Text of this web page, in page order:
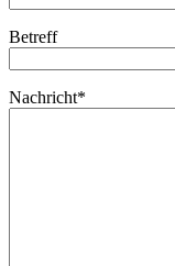
Betreff
Nachricht*